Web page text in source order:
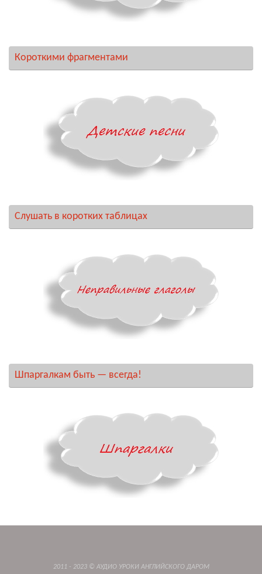
Короткими фрагментами
Слушать в коротких таблицах
Шпаргалкам быть — всегда!
2011 - 2023 © АУДИО УРОКИ АНГЛИЙСКОГО ДАРОМ